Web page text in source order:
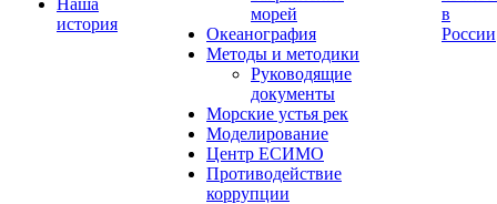
Наша
история
морей
Океанография
Методы и методики
Руководящие
документы
Морские устья рек
Моделирование
Центр ЕСИМО
Противодействие
коррупции
в
России